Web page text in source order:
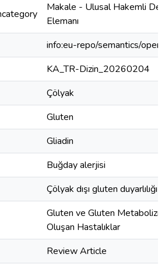
Makale - Ulusal Hakemli
Elemanı
info:eu-repo/semantics/
KA_TR-Dizin_20260204
Çölyak
Gluten
Gliadin
Buğday alerjisi
Çölyak dışı gluten duyarlılığı
Gluten ve Gluten
Oluşan Hastalıklar
Review Article